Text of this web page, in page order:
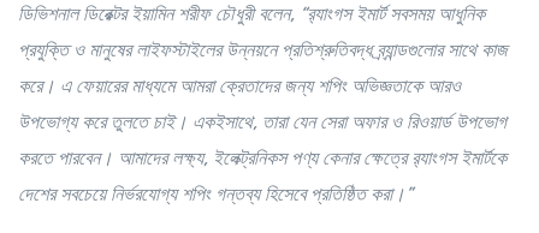
ডিভিশনাল ডিরেক্টর ইয়ামিন শরীফ চৌধুরী বলেন, “র‌্যাংগস ইমার্ট সবসময় আধুনিক
প্রযুক্তি ও মানুষের লাইফস্টাইলের উন্নয়নে প্রতিশ্রুতিবদ্ধ ব্র্যান্ডগুলোর সাথে কাজ
করে। এ ফেয়ারের মাধ্যমে আমরা ক্রেতাদের জন্য শপিং অভিজ্ঞতাকে আরও
উপভোগ্য করে তুলতে চাই। একইসাথে, তারা যেন সেরা অফার ও রিওয়ার্ড উপভোগ
করতে পারবেন। আমাদের লক্ষ্য, ইলেক্ট্রনিকস পণ্য কেনার ক্ষেত্রে র‌্যাংগস ইমার্টকে
দেশের সবচেয়ে নির্ভরযোগ্য শপিং গন্তব্য হিসেবে প্রতিষ্ঠিত করা।”